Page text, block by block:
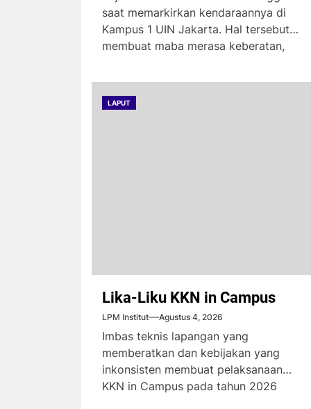
saat memarkirkan kendaraannya di
Kampus 1 UIN Jakarta. Hal tersebut
membuat maba merasa keberatan,
LAPUT
Lika-Liku KKN in Campus
LPM Institut Agustus 4, 2026
Imbas teknis lapangan yang
memberatkan dan kebijakan yang
inkonsisten membuat pelaksanaan
KKN in Campus pada tahun 2026